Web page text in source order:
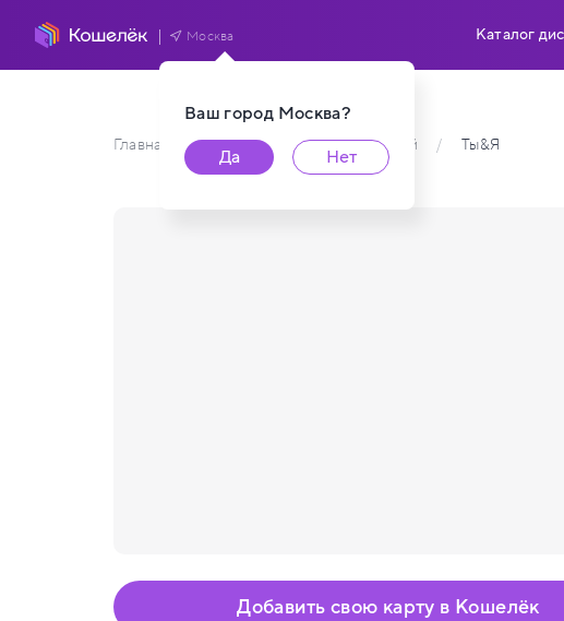
Ваш город Москва?
Да
Нет
Москва Каталог
Главная / Каталог карт пользователей / Ты&Я
Добавить свою карту в Кошелёк